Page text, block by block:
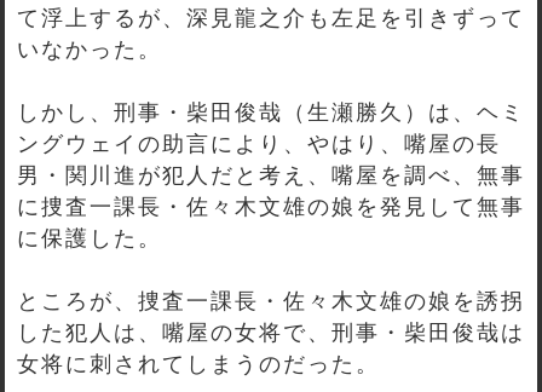
て浮上するが、深見龍之介も左足を引きずって
いなかった。
しかし、刑事・柴田俊哉（生瀬勝久）は、ヘミ
ングウェイの助言により、やはり、嘴屋の長
男・関川進が犯人だと考え、嘴屋を調べ、無事
に捜査一課長・佐々木文雄の娘を発見して無事
に保護した。
ところが、捜査一課長・佐々木文雄の娘を誘拐
した犯人は、嘴屋の女将で、刑事・柴田俊哉は
女将に刺されてしまうのだった。